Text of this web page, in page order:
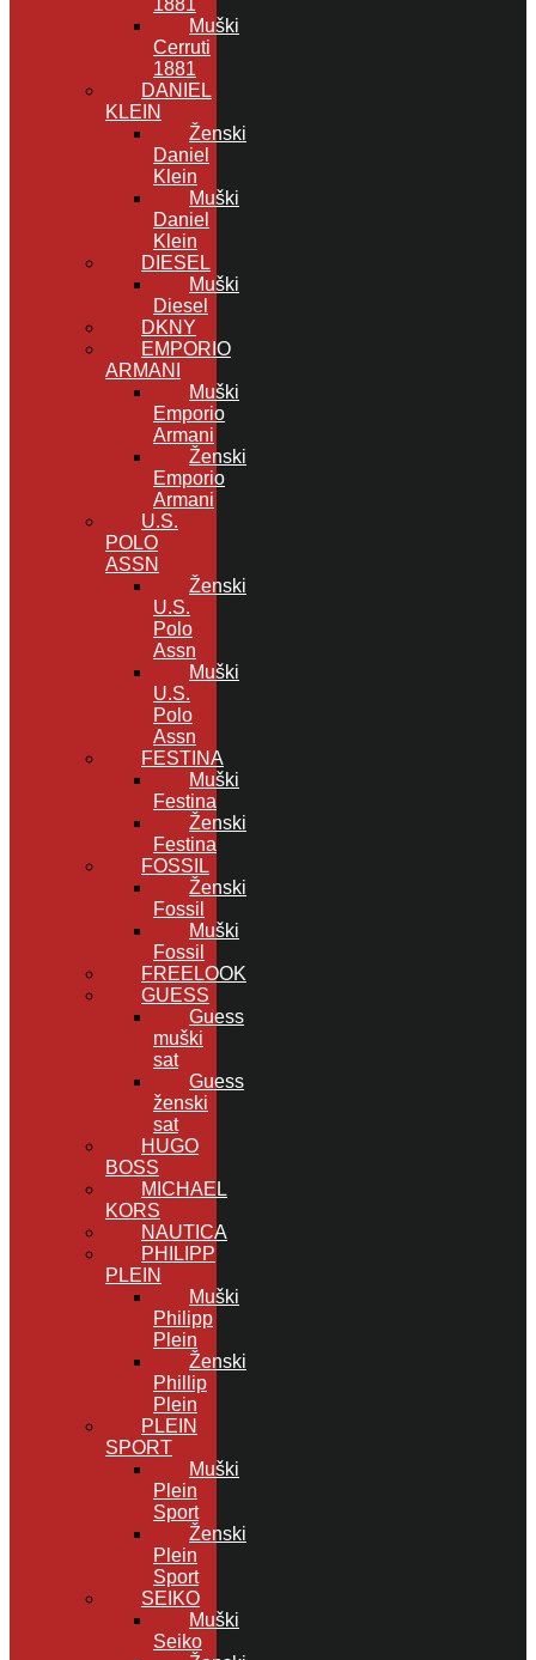
Muški
Cerruti
1881
DANIEL
KLEIN
Ženski
Daniel
Klein
Muški
Daniel
Klein
DIESEL
Muški
Diesel
DKNY
EMPORIO
ARMANI
Muški
Emporio
Armani
Ženski
Emporio
Armani
U.S.
POLO
ASSN
Ženski
U.S.
Polo
Assn
Muški
U.S.
Polo
Assn
FESTINA
Muški
Festina
Ženski
Festina
FOSSIL
Ženski
Fossil
Muški
Fossil
FREELOOK
GUESS
Guess
muški
sat
Guess
ženski
sat
HUGO
BOSS
MICHAEL
KORS
NAUTICA
PHILIPP
PLEIN
Muški
Philipp
Plein
Ženski
Phillip
Plein
PLEIN
SPORT
Muški
Plein
Sport
Ženski
Plein
Sport
SEIKO
Muški
Seiko